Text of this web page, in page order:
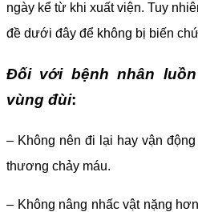
ngày kể từ khi xuất viện. Tuy
đề dưới đây để không bị biến
Đối với bệnh nhân
vùng đùi:
– Không nên đi lại hay vận
thương chảy máu.
– Không nâng nhấc vật nặng